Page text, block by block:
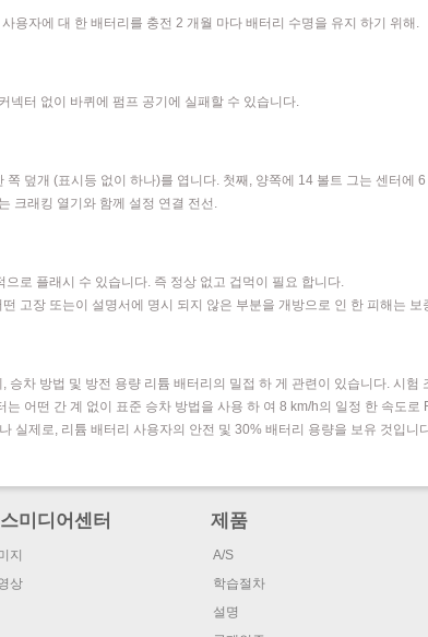
용자에 대 한 배터리를 충전 2 개월 마다 배터리 수명을 유지 하기 위해.
넥터 없이 바퀴에 펌프 공기에 실패할 수 있습니다.
덮개 (표시등 없이 하나)를 엽니다. 첫째, 양쪽에 14 볼트 그는 센터에
크래킹 열기와 함께 설정 연결 전선.
로 플래시 수 있습니다. 즉 정상 없고 겁먹이 필요 합니다.
고장 또는이 설명서에 명시 되지 않은 부분을 개방으로 인 한 피해는
승차 방법 및 방전 용량 리튬 배터리의 밀접 하 게 관련이 있습니다. 시험
어떤 간 계 없이 표준 승차 방법을 사용 하 여 8 km/h의 일정 한 속도로
실제로, 리튬 배터리 사용자의 안전 및 30% 배터리 용량을 보유 것입니
미디어센터
지
상
제품
A/S
학습절차
설명